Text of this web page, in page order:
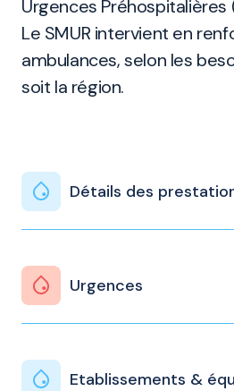
Urgences Préhospitalières
Le SMUR intervient en
ambulances, selon les
soit la région.
Détails des
Urgences
Etablissements &